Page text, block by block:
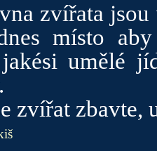
zvířata
místo
umělé
zvířat zbavte,